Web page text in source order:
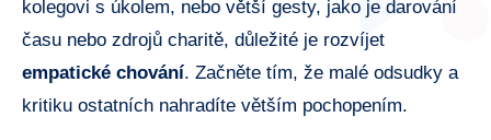
kolegovi s úkolem, nebo větší gesty, jako je darování
času nebo zdrojů charitě, důležité je rozvíjet
empatické chování. Začněte tím, že malé odsudky a
kritiku ostatních nahradíte větším pochopením.